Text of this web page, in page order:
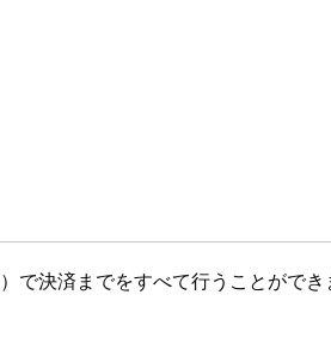
で決済までをすべて行うことがで